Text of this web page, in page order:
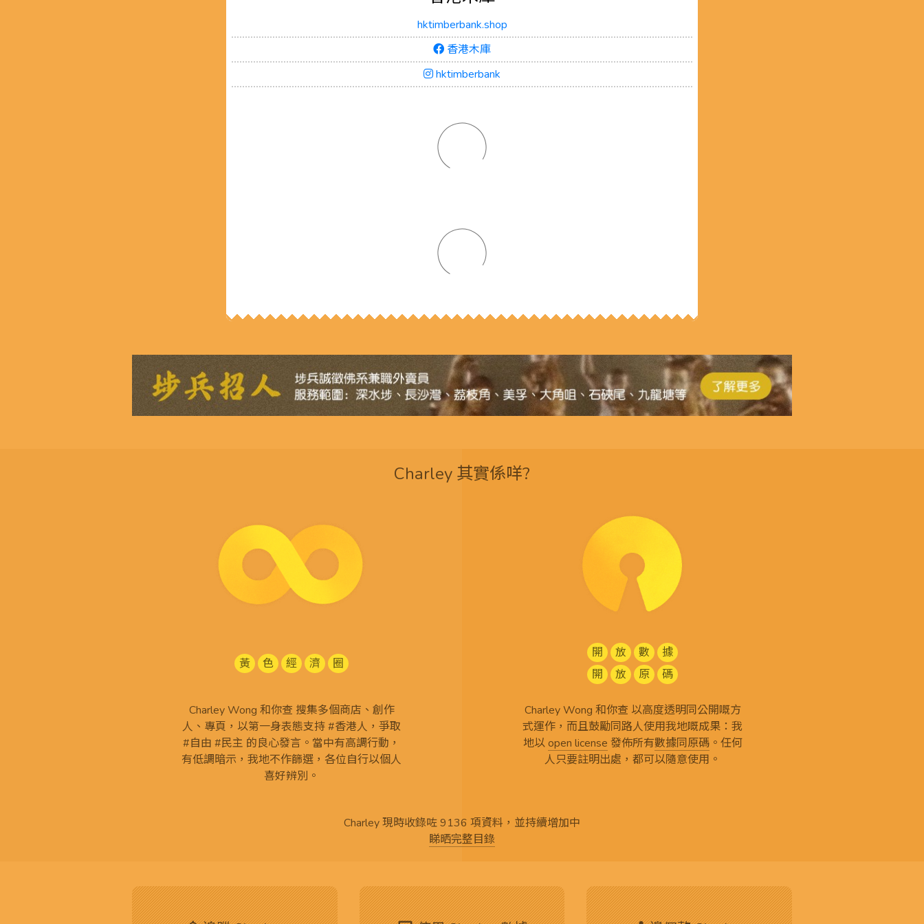
hktimberbank.shop
香港木庫
hktimberbank
Charley 其實係咩?
黃 色 經 濟 圈
Charley Wong 和你查 搜集多個商店、創作
人、專頁，以第一身表態支持 #香港人，爭取
#自由 #民主 的良心發言。當中有高調行動，
有低調暗示，我地不作篩選，各位自行以個人
喜好辨別。
開 放 數
據
開
放 原 碼
Charley Wong 和你查 以高度透明同公開嘅方
式運作，而且鼓勵同路人使用我地嘅成果：我
地以open license 發佈所有數據同原碼。任何
人只要註明出處，都可以隨意使用。
Charley 現時收錄咗 9136 項資料，並持續增加中
睇晒完整目錄